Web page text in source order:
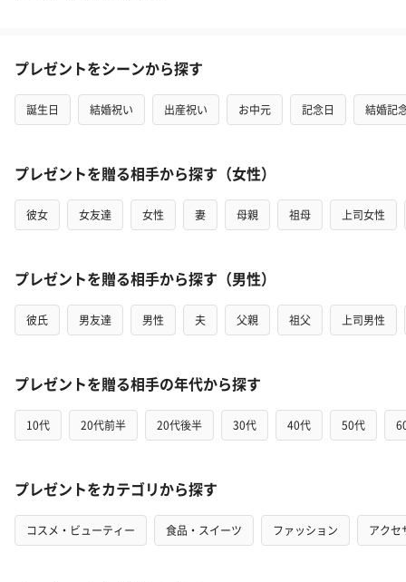
プレゼントをシーンから探す
誕生日 結婚祝い 出産祝い お中元 記念日 結婚記
プレゼントを贈る相手から探す（女性）
彼女 女友達 女性 妻 母親 祖母 上司女性
プレゼントを贈る相手から探す（男性）
彼氏 男友達 男性 夫 父親 祖父 上司男性
プレゼントを贈る相手の年代から探す
10代 20代前半 20代後半 30代 40代 50代
プレゼントをカテゴリから探す
コスメ・ビューティー 食品・スイーツ ファッション アクセ